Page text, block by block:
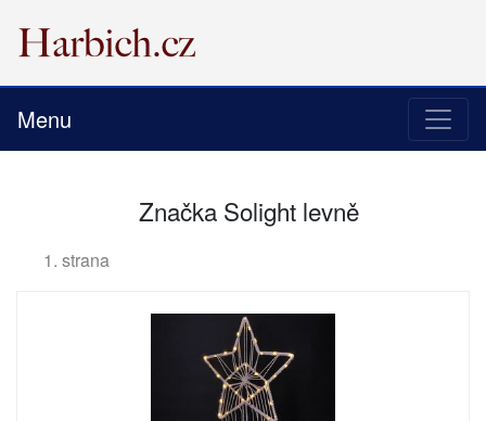
Menu
Značka Solight levně
1. strana